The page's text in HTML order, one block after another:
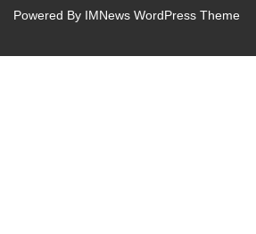
Powered By IMNews WordPress Theme